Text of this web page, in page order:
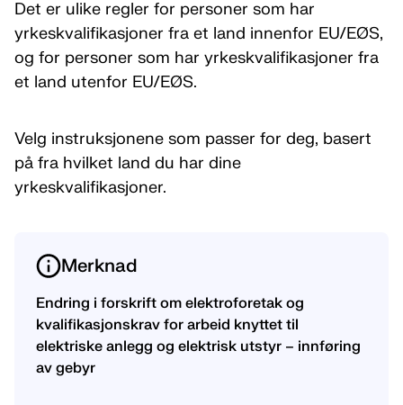
Det er ulike regler for personer som har
yrkeskvalifikasjoner fra et land innenfor EU/EØS,
og for personer som har yrkeskvalifikasjoner fra
et land utenfor EU/EØS.
Velg instruksjonene som passer for deg, basert
på fra hvilket land du har dine
yrkeskvalifikasjoner.
Merknad
Endring i forskrift om elektroforetak og
kvalifikasjonskrav for arbeid knyttet til
elektriske anlegg og elektrisk utstyr – innføring
av gebyr